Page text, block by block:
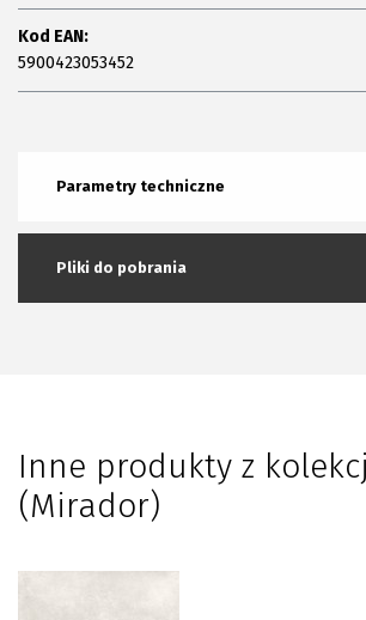
Kod EAN:
5900423053452
Parametry techniczne
Pliki do pobrania
Inne produkty z
(Mirador)